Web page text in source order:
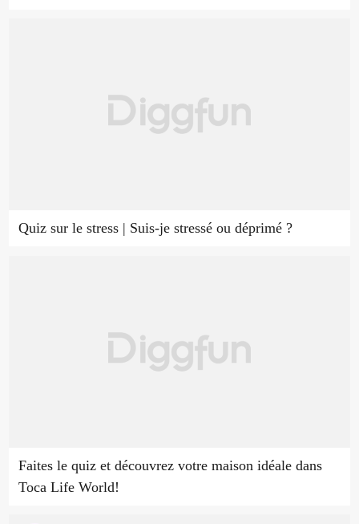
Quiz sur le stress | Suis-je stressé ou déprimé ?
Faites le quiz et découvrez votre maison idéale dans
Toca Life World!